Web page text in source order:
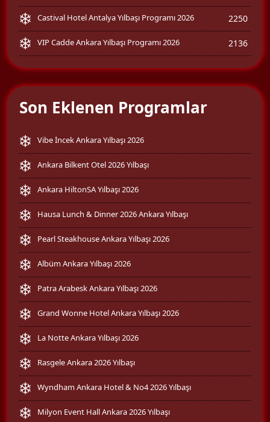
Castival Hotel Antalya Yılbaşı Programı 2026 2250
VIP Cadde Ankara Yılbaşı Programı 2026 2136
Son Eklenen Programlar
Vibe İncek Ankara Yılbaşı 2026
Ankara Bilkent Otel 2026 Yılbaşı
Ankara HiltonSA Yılbaşı 2026
Hausa Lunch & Dinner 2026 Ankara Yılbaşı
Pearl Steakhouse Ankara Yılbaşı 2026
Albüm Ankara Yılbaşı 2026
Patra Arabesk Ankara Yılbaşı 2026
Grand Wonne Hotel Ankara Yılbaşı 2026
La Notte Ankara Yılbaşı 2026
Rasgele Ankara 2026 Yılbaşı
Wyndham Ankara Hotel & No4 2026 Yılbaşı
Milyon Event Hall Ankara 2026 Yılbaşı